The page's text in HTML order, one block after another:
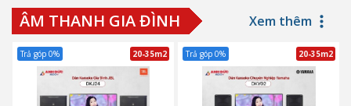
ÂM THANH GIA ĐÌNH Xem thêm
Trả góp 0% 20-35m2 Trả góp 0% 20-35m2